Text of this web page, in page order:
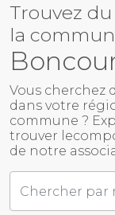
Trouvez
la
Vous cherchez
dans votre
commune ?
trouver le
de notre